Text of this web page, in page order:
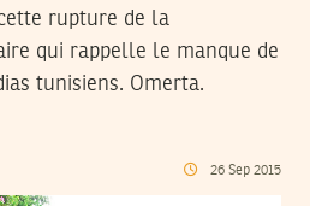
rupture de la
qui rappelle le manque de
tunisiens. Omerta.
26 Sep 2015